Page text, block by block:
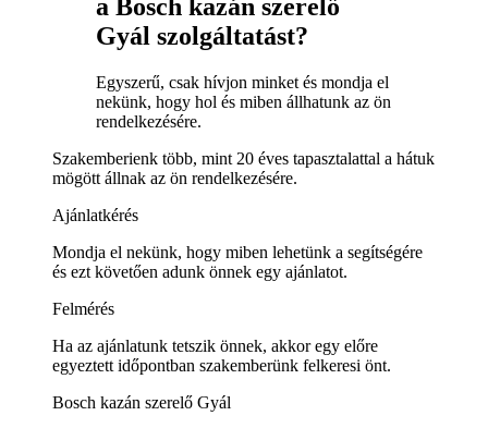
a Bosch kazán szerelő
Gyál szolgáltatást?
Egyszerű, csak hívjon minket és mondja el
nekünk, hogy hol és miben állhatunk az ön
rendelkezésére.
Szakemberienk több, mint 20 éves tapasztalattal a hátuk
mögött állnak az ön rendelkezésére.
Ajánlatkérés
Mondja el nekünk, hogy miben lehetünk a segítségére
és ezt követően adunk önnek egy ajánlatot.
Felmérés
Ha az ajánlatunk tetszik önnek, akkor egy előre
egyeztett időpontban szakemberünk felkeresi önt.
Bosch kazán szerelő Gyál